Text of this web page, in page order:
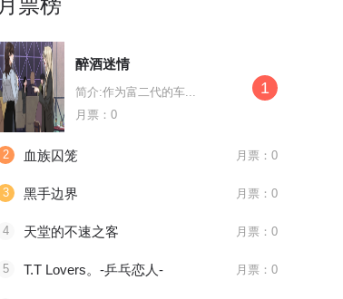
月票榜
醉酒迷情
简介:作为富二代的车...
月票：0
1
2 血族囚笼 月票：0
3 黑手边界 月票：0
4 天堂的不速之客 月票：0
5 T.T Lovers。-乒乓恋人- 月票：0